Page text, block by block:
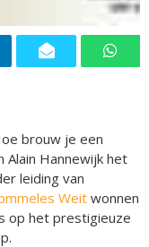
brouw je een
Alain Hannewijk het
leiding van
Weit wonnen
op het prestigieuze